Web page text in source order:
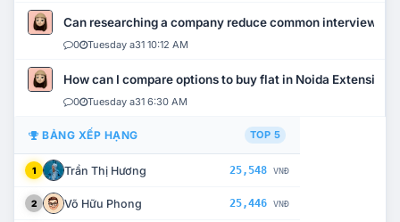
Can researching a company reduce common interview
0 Tuesday a31 10:12 AM
How can I compare options to buy flat in Noida Extension?
0 Tuesday a31 6:30 AM
BẢNG XẾP HẠNG TOP 5
1 Trần Thị Hương 25,548 VNĐ
2 Võ Hữu Phong 25,446 VNĐ